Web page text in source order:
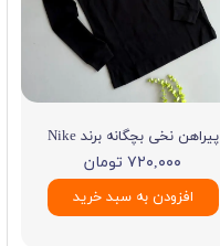
پیراهن نخی بچگانه برند Nike
۷۲۰,۰۰۰ تومان
افزودن به سبد خرید